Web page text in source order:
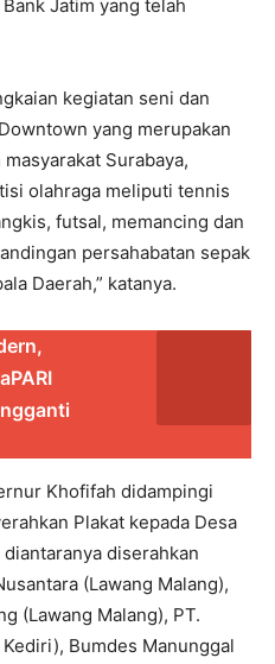
Jatim yang telah
kegiatan seni dan
yang merupakan
Surabaya,
olahraga meliputi tennis
futsal, memancing dan
persahabatan sepak
Daerah,” katanya.
Khofifah didampingi
Plakat kepada Desa
diserahkan
(Lawang Malang),
(Lawang Malang), PT.
Bumdes Manunggal